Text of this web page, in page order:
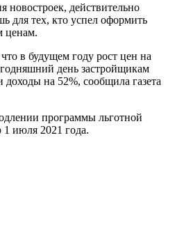
новостроек, действительно
для тех, кто успел оформить
ценам.
в будущем году рост цен на
день застройщикам
доходы на 52%, сообщила газета
программы льготной
1 июля 2021 года.